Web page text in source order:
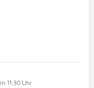
11:30 Uhr